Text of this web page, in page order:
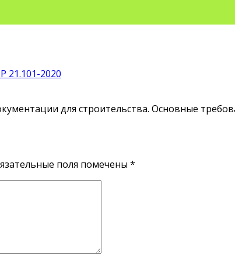
21.101-2020
для строительства. Основные
поля помечены *